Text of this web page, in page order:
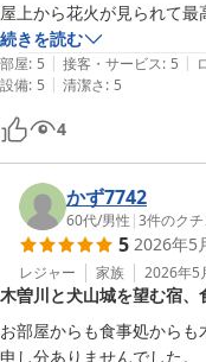
犬山温泉 旬樹庵 八勝閣
2026-06-02
屋上から花火が見られて最
続きを読む
部屋: 5 | 接客・サービス: 5 |
設備: 5 | 清潔さ: 5
4
かず7742
60代/男性 |3件のクチ
5 2026年5
レジャー 家族 2026年5
木曽川と犬山城を望む宿、
お部屋からも食事処からも
申し分ありませんでした。